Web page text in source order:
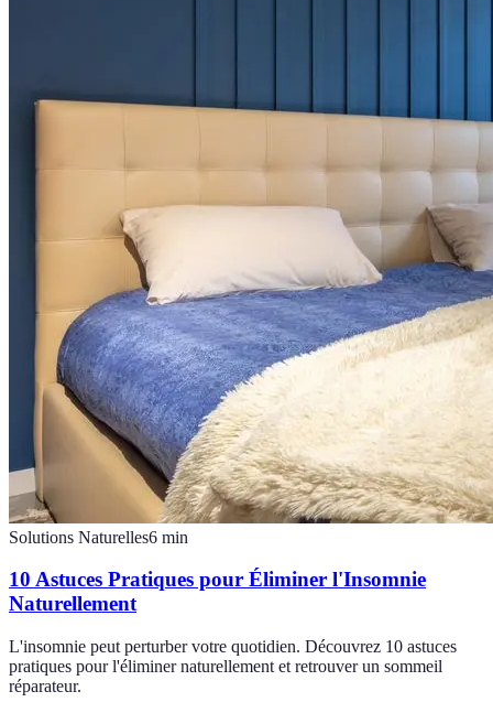
Solutions Naturelles6 min
10 Astuces Pratiques pour Éliminer l'Insomnie
Naturellement
L'insomnie peut perturber votre quotidien. Découvrez 10 astuces
pratiques pour l'éliminer naturellement et retrouver un sommeil
réparateur.